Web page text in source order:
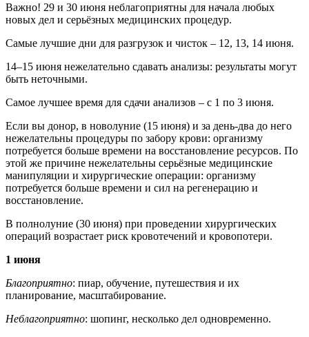
Важно! 29 и 30 июня неблагоприятны для начала любых
новых дел и серьёзных медицинских процедур.
Самые лучшие дни для разгрузок и чисток – 12, 13, 14 июня.
14–15 июня нежелательно сдавать анализы: результаты могут
быть неточными.
Самое лучшее время для сдачи анализов – с 1 по 3 июня.
Если вы донор, в новолуние (15 июня) и за день-два до него
нежелательны процедуры по забору крови: организму
потребуется больше времени на восстановление ресурсов. По
этой же причине нежелательны серьёзные медицинские
манипуляции и хирургические операции: организму
потребуется больше времени и сил на регенерацию и
восстановление.
В полнолуние (30 июня) при проведении хирургических
операций возрастает риск кровотечений и кровопотери.
1 июня
Благоприятно: пиар, обучение, путешествия и их
планирование, масштабирование.
Неблагоприятно: шопинг, несколько дел одновременно.